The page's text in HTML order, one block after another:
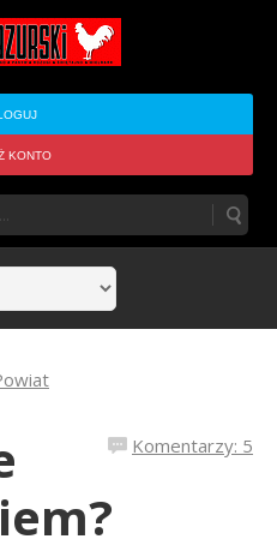
KONTO
Komentarzy: 5